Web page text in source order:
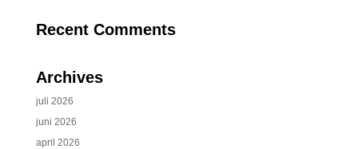
Recent Comments
Archives
juli 2026
juni 2026
april 2026